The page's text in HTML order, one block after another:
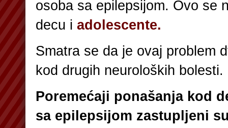
osoba sa epilepsijom. Ovo se
decu i adolescente.
Smatra se da je ovaj problem
kod drugih neuroloških bolesti.
Poremećaji ponašanja kod
sa epilepsijom zastupljeni